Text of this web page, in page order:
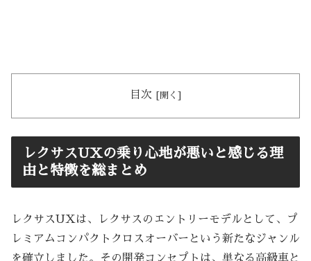
目次
レクサスUXの乗り心地が悪いと感じる理
由と特徴を総まとめ
レクサスUXは、レクサスのエントリーモデルとして、プ
レミアムコンパクトクロスオーバーという新たなジャンル
を確立しました。その開発コンセプトは、単なる高級車と